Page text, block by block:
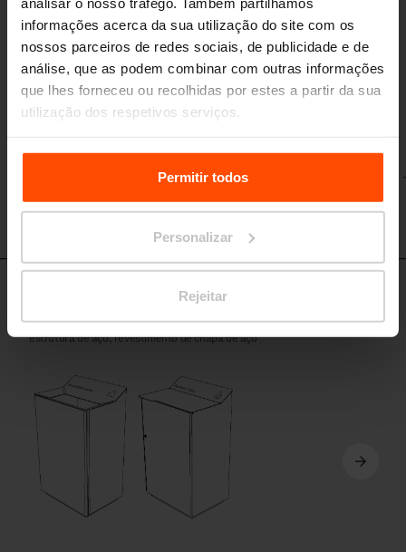
informações acerca da sua utilização do site com os
nossos parceiros de redes sociais, de publicidade e de
análise, que as podem combinar com outras informações
que lhes forneceu ou recolhidas por estes a partir da sua
utilização dos respetivos serviços.
Para mais informações, por favor visitePrinciples
Relating to the Processing Personal Data.
Permitir todos
Personalizar
Rejeitar
estrutura de aço, revestimento de chapa perfurada
Lixeira/com tampa
estrutura de aço, revestimento de chapa de aço